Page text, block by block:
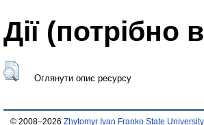
Дії ​​(потрібно
Оглянути опис ресурсу
© 2008–2026 Zhytomyr Ivan Franko State University